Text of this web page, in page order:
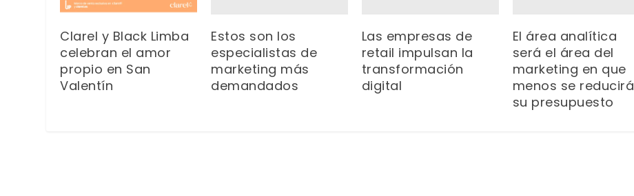
Clarel y Black Limba
celebran el amor
propio en San
Valentín
Estos son los
especialistas de
marketing más
demandados
Las empresas de
retail impulsan la
transformación
digital
El área analítica
será el área del
marketing en que
menos se reducirá
su presupuesto